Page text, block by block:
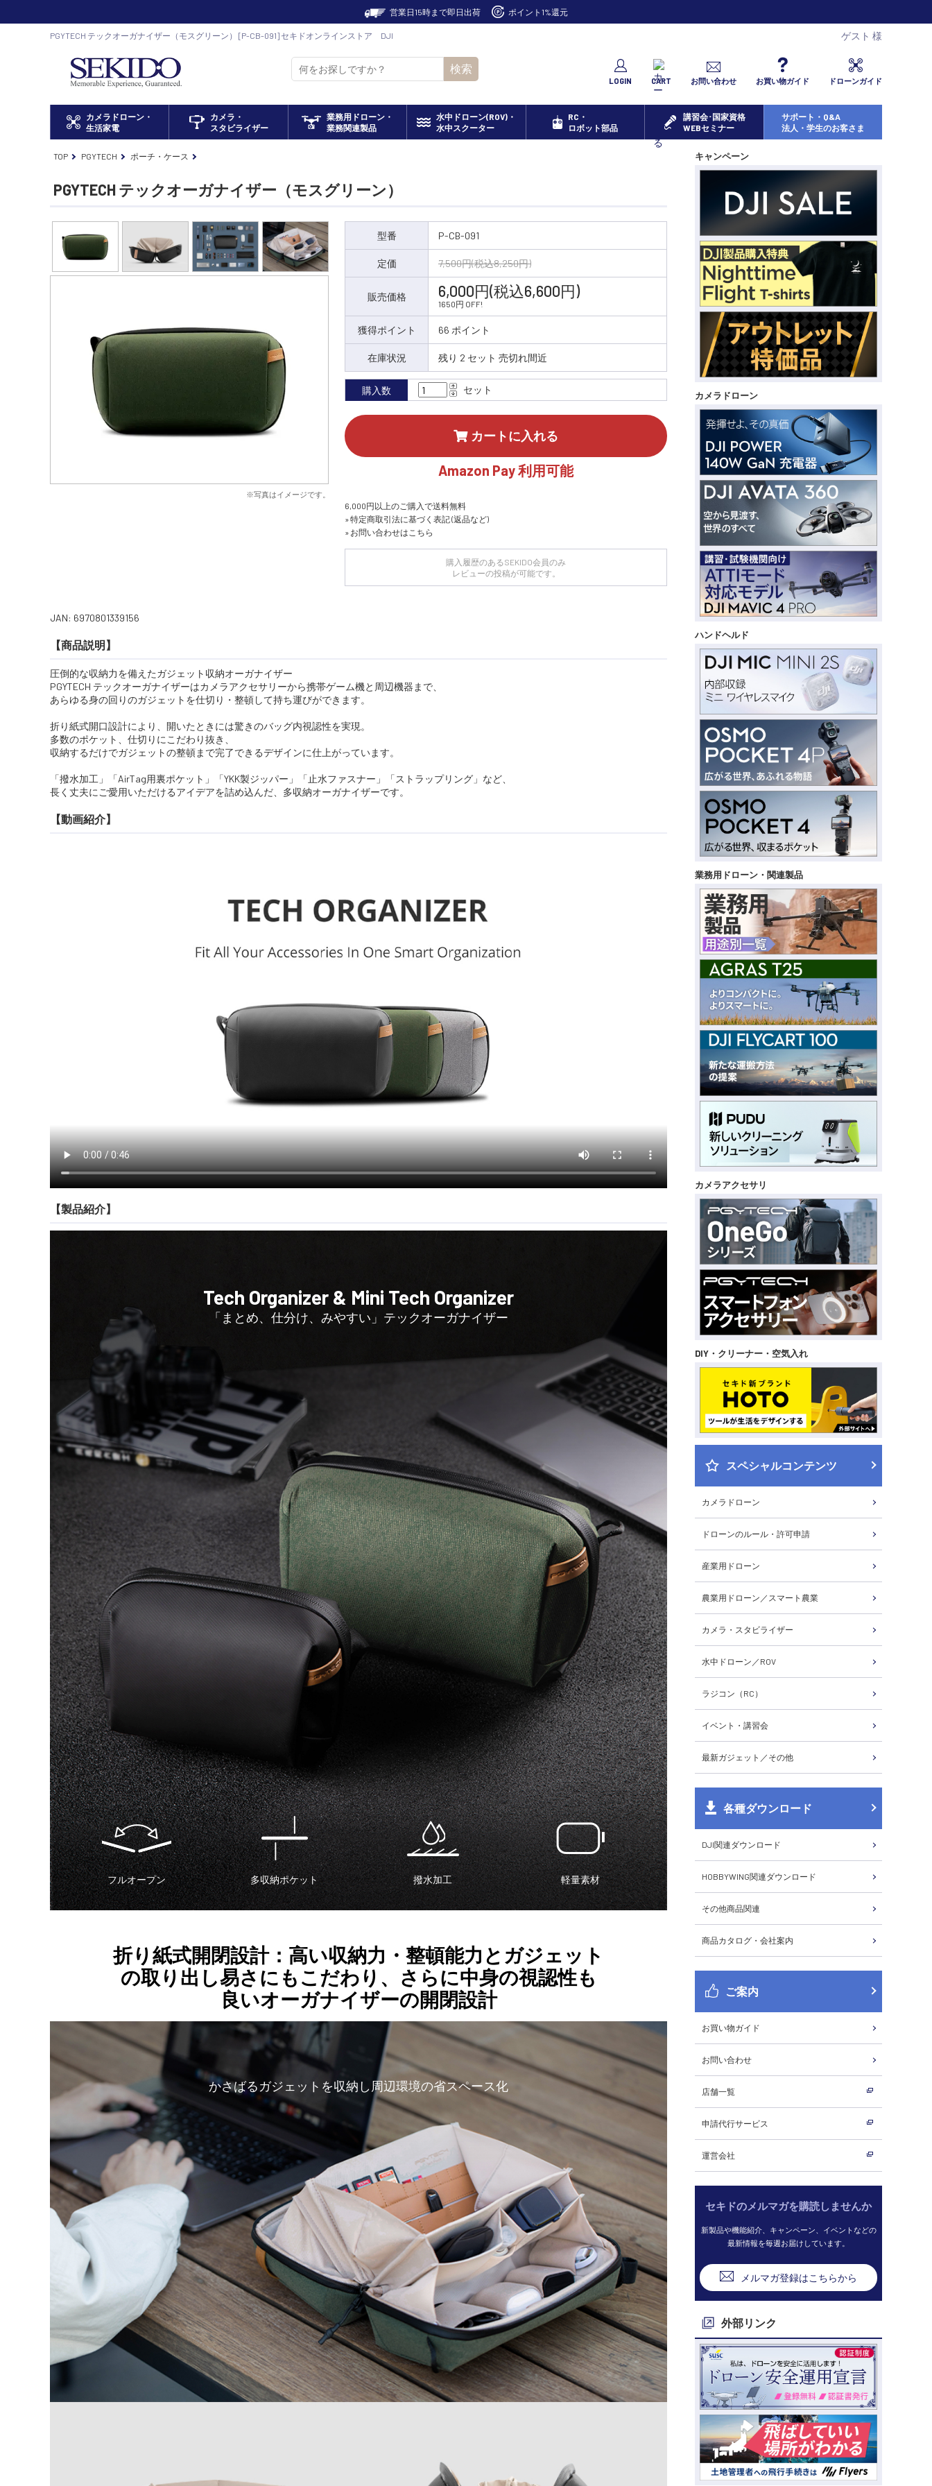
営業日15時まで即日出荷 ポイント1%還元
PGYTECH テックオーガナイザー（モスグリーン） [P-CB-091] セキドオンラインストア DJI
ドローン正規代理店
ゲスト 様
検索
LOGIN CART お問い合わせ お買い物ガイド ドローンガイド
カメラドローン・
生活家電
カメラ・
スタビライザー
業務用ドローン・
業務関連製品
水中ドローン(ROV)・
水中スクーター
RC・
ロボット部品
講習会･国家資格
WEBセミナー
サポート・Q&A
法人・学生のお客さま
キャンペーン
カメラドローン
ハンドヘルド
業務用ドローン・関連製品
カメラアクセサリ
DIY・クリーナー・空気入れ
スペシャルコンテンツ
カメラドローン
ドローンのルール・許可申請
産業用ドローン
農業用ドローン／スマート農業
カメラ・スタビライザー
水中ドローン／ROV
ラジコン（RC）
イベント・講習会
最新ガジェット／その他
各種ダウンロード
DJI関連ダウンロード
HOBBYWING関連ダウンロード
その他商品関連
商品カタログ・会社案内
ご案内
お買い物ガイド
お問い合わせ
店舗一覧
申請代行サービス
運営会社
セキドのメルマガを購読しませんか
新製品や機能紹介、キャンペーン、イベントなどの
最新情報を毎週お届けしています。
メルマガ登録はこちらから
外部リンク
TOP PGYTECH ポーチ・ケース
PGYTECH テックオーガナイザー（モスグリーン）
※写真はイメージです。
型番 P-CB-091
定価 7,500円(税込8,250円)
販売価格 6,000円(税込6,600円)
1650円 OFF!
獲得ポイント 66 ポイント
在庫状況 残り 2 セット 売切れ間近
購入数 セット
カートに入れる
Amazon Pay 利用可能
6,000円以上のご購入で送料無料
» 特定商取引法に基づく表記 (返品など)
» お問い合わせはこちら
購入履歴のあるSEKIDO会員のみ
レビューの投稿が可能です。
JAN: 6970801339156
【商品説明】
圧倒的な収納力を備えたガジェット収納オーガナイザー
PGYTECH テックオーガナイザーはカメラアクセサリーから携帯ゲーム機と周辺機器まで、
あらゆる身の回りのガジェットを仕切り・整頓して持ち運びができます。
折り紙式開口設計により、開いたときには驚きのバッグ内視認性を実現。
多数のポケット、仕切りにこだわり抜き、
収納するだけでガジェットの整頓まで完了できるデザインに仕上がっています。
「撥水加工」「AirTag用裏ポケット」「YKK製ジッパー」「止水ファスナー」「ストラップリング」など、
長く丈夫にご愛用いただけるアイデアを詰め込んだ、多収納オーガナイザーです。
【動画紹介】
【製品紹介】
Tech Organizer & Mini Tech Organizer
「まとめ、仕分け、みやすい」テックオーガナイザー
フルオープン 多収納ポケット 撥水加工 軽量素材
折り紙式開閉設計：高い収納力・整頓能力とガジェット
の取り出し易さにもこだわり、さらに中身の視認性も
良いオーガナイザーの開閉設計
かさばるガジェットを収納し周辺環境の省スペース化